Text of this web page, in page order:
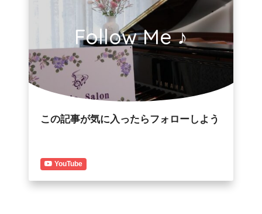
Follow Me ♪
この記事が気に入ったらフォローしよう
YouTube